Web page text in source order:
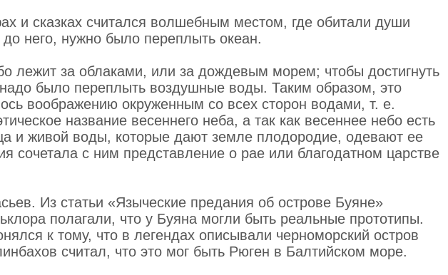
и сказках считался волшебным местом, где обитали души
него, нужно было переплыть океан .
лежит за облаками, или за дождевым морем; чтобы достигнуть
было переплыть воздушные воды. Таким образом, это
воображению окруженным со всех сторон водами, т. е.
название весеннего неба, а так как весеннее небо есть
и живой воды, которые дают земле плодородие, одевают ее
сочетала с ним представление о рае или благодатном царстве
Из статьи «Языческие предания об острове Буяне»
полагали, что у Буяна могли быть реальные прототипы.
к тому, что в легендах описывали черноморский остров
считал, что это мог быть Рюген в Балтийском море.